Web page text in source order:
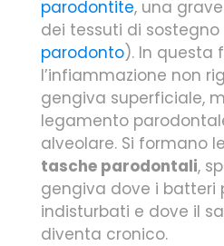
parodontite, una
dei tessuti di
parodonto). In questa
l’infiammazione non
gengiva superficiale,
legamento
alveolare. Si formano
tasche parodontali,
gengiva dove i batteri
indisturbati e dove il
diventa cronico.